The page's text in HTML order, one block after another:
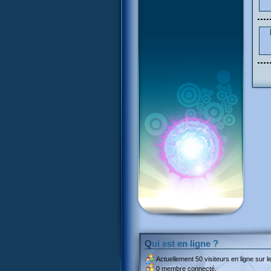
Qui est en ligne ?
Actuellement 50 visiteurs en ligne sur
0 membre connecté.